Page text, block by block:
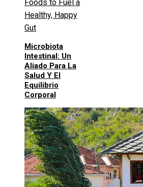
Microbiota
Intestinal: Un
Aliado Para La
Salud Y El
Equilibrio
Corporal